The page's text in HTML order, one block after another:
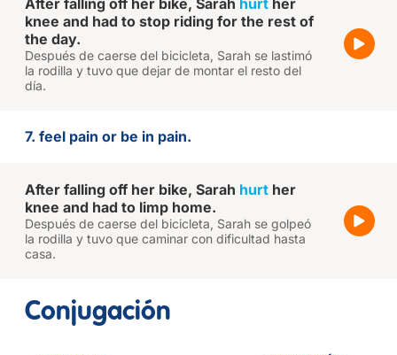
After falling off her bike, Sarah hurt her
knee and had to stop riding for the rest of
the day.
Después de caerse del bicicleta, Sarah se lastimó
la rodilla y tuvo que dejar de montar el resto del
día.
7. feel pain or be in pain.
After falling off her bike, Sarah hurt her
knee and had to limp home.
Después de caerse del bicicleta, Sarah se golpeó
la rodilla y tuvo que caminar con dificultad hasta
casa.
Conjugación